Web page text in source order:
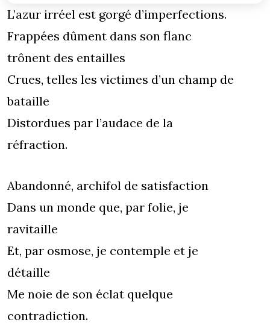
L’azur irréel est gorgé d’imperfections.
Frappées dûment dans son flanc
trônent des entailles
Crues, telles les victimes d’un champ de
bataille
Distordues par l’audace de la
réfraction.
Abandonné, archifol de satisfaction
Dans un monde que, par folie, je
ravitaille
Et, par osmose, je contemple et je
détaille
Me noie de son éclat quelque
contradiction.